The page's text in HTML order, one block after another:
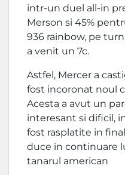
intr-un duel all-in
Merson si 45%
936 rainbow, pe
a venit un 7c.
Astfel, Mercer a
fost incoronat noul
Acesta a avut un
interesant si dificil,
fost rasplatite in
duce in continuare
tanarul american